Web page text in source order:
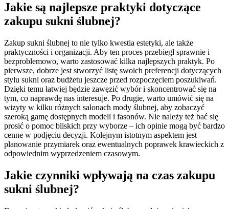
Jakie są najlepsze praktyki dotyczące
zakupu sukni ślubnej?
Zakup sukni ślubnej to nie tylko kwestia estetyki, ale także
praktyczności i organizacji. Aby ten proces przebiegł sprawnie i
bezproblemowo, warto zastosować kilka najlepszych praktyk. Po
pierwsze, dobrze jest stworzyć listę swoich preferencji dotyczących
stylu sukni oraz budżetu jeszcze przed rozpoczęciem poszukiwań.
Dzięki temu łatwiej będzie zawęzić wybór i skoncentrować się na
tym, co naprawdę nas interesuje. Po drugie, warto umówić się na
wizyty w kilku różnych salonach mody ślubnej, aby zobaczyć
szeroką gamę dostępnych modeli i fasonów. Nie należy też bać się
prosić o pomoc bliskich przy wyborze – ich opinie mogą być bardzo
cenne w podjęciu decyzji. Kolejnym istotnym aspektem jest
planowanie przymiarek oraz ewentualnych poprawek krawieckich z
odpowiednim wyprzedzeniem czasowym.
Jakie czynniki wpływają na czas zakupu
sukni ślubnej?